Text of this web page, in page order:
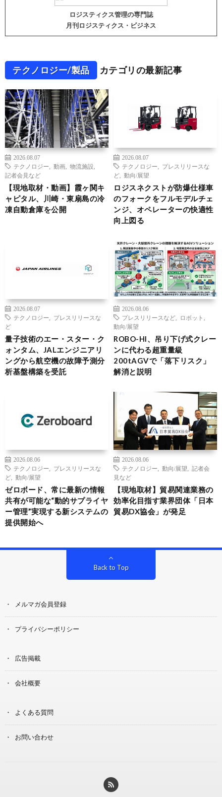
ロジスティクス管理の専門誌
月刊ロジスティクス・ビジネス
テクノロジー/製品 カテゴリの最新記事
2026.08.07
テクノロジー
動画 物流施設
記者会見など
【現地取材・動画】霞ヶ関キ
ャピタル、川崎・東扇島の冷
凍自動倉庫を公開
2026.08.07
テクノロジー
プレスリリースな
ど
動向/展望
ロジスネクストが防爆仕様車
のフォークをフルモデルチェ
ンジ、オペレーターの快適性
向上図る
2026.08.07
テクノロジー
プレスリリースな
ど
量子技術のエー・スター・ク
ォンタム、JALエンジニアリ
ングから航空機の故障予測分
析基盤構築を受託
2026.08.06
プレスリリースなど
ロボット
動向/展望
ROBO-HI、吊り下げ式クレー
ンに代わる超重量級
200tAGVで「落下リスク」
解消と説明
2026.08.06
テクノロジー
プレスリリースな
ど
動向/展望
ゼロボード、常に最新の情報
共有が可能な“動的サプライヤ
ー管理”実現する新システムの
提供開始へ
2026.08.06
テクノロジー
動向/展望
記者会
見など
【現地取材】貿易関連業務の
効率化目指す業界団体「日本
貿易DX協会」が発足
Back to Top
メルマガ会員登録
プライバシーポリシー
広告掲載
会社概要
よくある質問
お問い合わせ